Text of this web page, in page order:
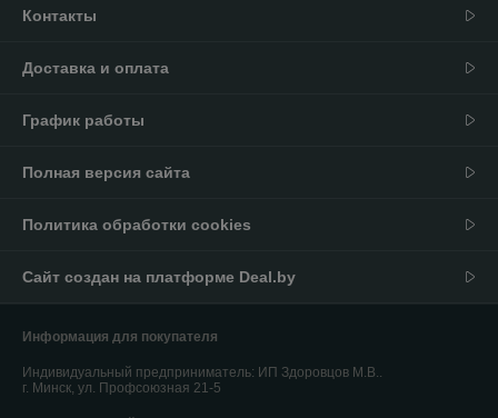
Контакты
Доставка и оплата
График работы
Полная версия сайта
Политика обработки cookies
Сайт создан на платформе Deal.by
Информация для покупателя
Индивидуальный предприниматель: ИП Здоровцов М.В..
г. Минск, ул. Профсоюзная 21-5